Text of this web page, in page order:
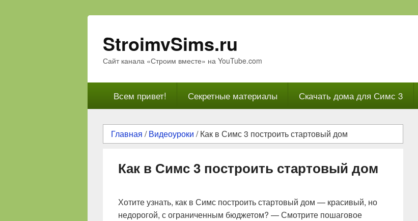
StroimvSims.ru
Сайт канала «Строим вместе» на YouTube.com
Всем привет! Секретные материалы Скачать дома для Симс 3
Главная /Видеоуроки /Как в Симс 3 построить стартовый дом
Как в Симс 3 построить стартовый дом
Хотите узнать, как в Симс построить стартовый дом — красивый, но
недорогой, с ограниченным бюджетом? — Смотрите пошаговое